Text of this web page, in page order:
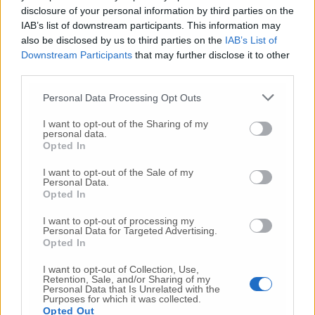
disclosure of your personal information by third parties on the
IAB’s list of downstream participants. This information may
also be disclosed by us to third parties on the IAB’s List of
Downstream Participants that may further disclose it to other
Personal Data Processing Opt Outs
I want to opt-out of the Sharing of my
personal data.
Opted In
I want to opt-out of the Sale of my
Personal Data.
Opted In
I want to opt-out of processing my
Personal Data for Targeted Advertising.
Opted In
I want to opt-out of Collection, Use,
Retention, Sale, and/or Sharing of my
Personal Data that Is Unrelated with the
Purposes for which it was collected.
Opted Out
chiamati ad eleggere, con qualsiasi risultato,
un sindaco donna, il primo nella storia della
città.
Il Movimento 5 Stelle di Osimoha già
avviato un percorso di ascolto delle esigenze
della cittadinanza, partendo da un incontro
con la Cna, associazione di categoria, per
analizzare le criticità e le opportunità del
settore economico locale.